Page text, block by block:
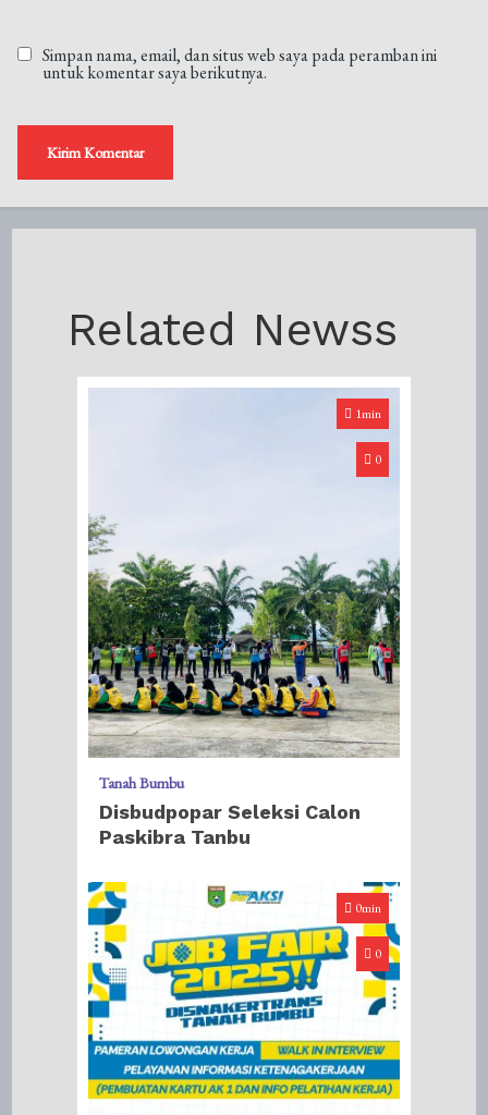
Simpan nama, email, dan situs web saya pada peramban ini
untuk komentar saya berikutnya.
Related Newss
1min
0
Tanah Bumbu
Disbudpopar Seleksi Calon
Paskibra Tanbu
0min
0